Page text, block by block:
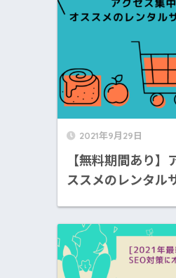
2021年9月29日
【無料期間あり
ススメのレンタル